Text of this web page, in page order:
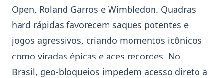
Open, Roland Garros e Wimbledon. Quadras
hard rápidas favorecem saques potentes e
jogos agressivos, criando momentos icônicos
como viradas épicas e aces recordes. No
Brasil, geo-bloqueios impedem acesso direto a